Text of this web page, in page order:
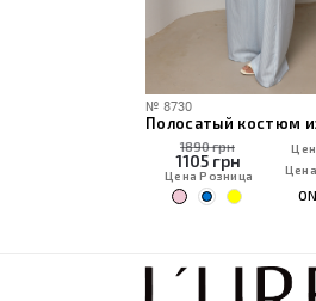
№ 8730
1890 грн
1105грн
Цена Розница